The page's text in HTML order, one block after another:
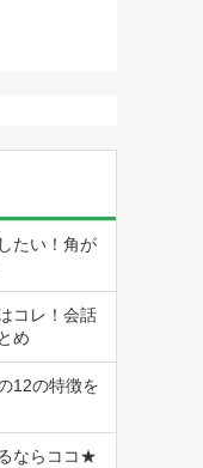
たい！角が
コレ！会話
め
12の特徴を
ならココ★